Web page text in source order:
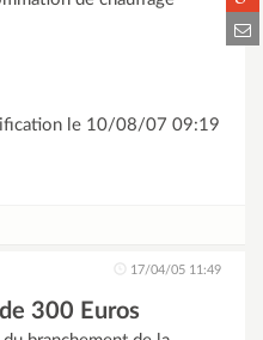
le 10/08/07 09:19
17/04/05 11:49
300 Euros